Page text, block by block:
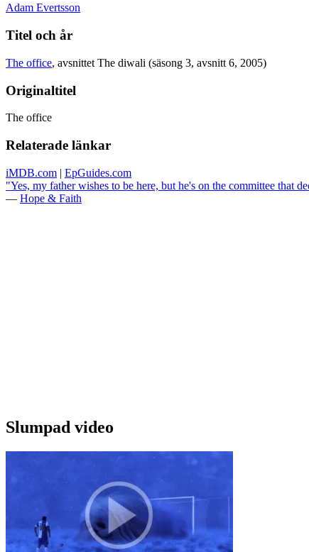
Adam Evertsson
Titel och år
The office, avsnittet The diwali (säsong 3, avsnitt 6, 2005)
Originaltitel
The office
Relaterade länkar
iMDB.com | EpGuides.com
"Yes, my father wishes to be here, but he's on the committee that
— Hope & Faith
Slumpad video